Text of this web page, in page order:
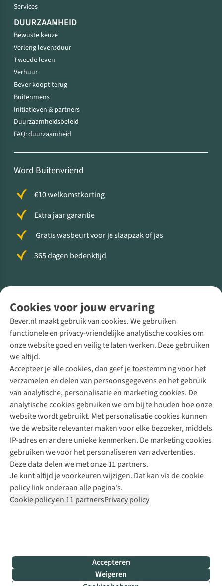
Cookies voor jouw ervaring
Bever.nl maakt gebruik van cookies. We gebruiken
functionele en privacy-vriendelijke analytische cookies om
onze website goed en veilig te laten werken. Deze gebruiken
we altijd.
Accepteer je alle cookies, dan geef je toestemming voor het
verzamelen en delen van persoonsgegevens en het gebruik
van analytische, personalisatie en marketing cookies. De
analytische cookies gebruiken we om bij te houden hoe onze
website wordt gebruikt. Met personalisatie cookies kunnen
we de website relevanter maken voor elke bezoeker, middels
IP-adres en andere unieke kenmerken. De marketing cookies
gebruiken we voor het personaliseren van advertenties.
Deze data delen we met onze 11 partners.
Je kunt altijd je voorkeuren wijzigen. Dat kan via de cookie
policy link onderaan alle pagina's.
Cookie policy en 11 partnersPrivacy policy
Accepteren
Weigeren
Services
DUURZAAMHEID
Bewuste keuze
Verleng levensduur
Tweede leven
Verhuur
Bever koopt terug
Buitenmens
Initiatieven & partners
Duurzaamheidsbeleid
FAQ: duurzaamheid
Word Buitenvriend
€10 welkomstkorting
Extra jaar garantie
Gratis wasbeurt voor je slaapzak of jas
365 dagen bedenktijd
Direct advies van een Buitenexpert
+31 (0)85 888 50 88
+31 6 12 28 49 80
Contactformulier
Bever
B.V.